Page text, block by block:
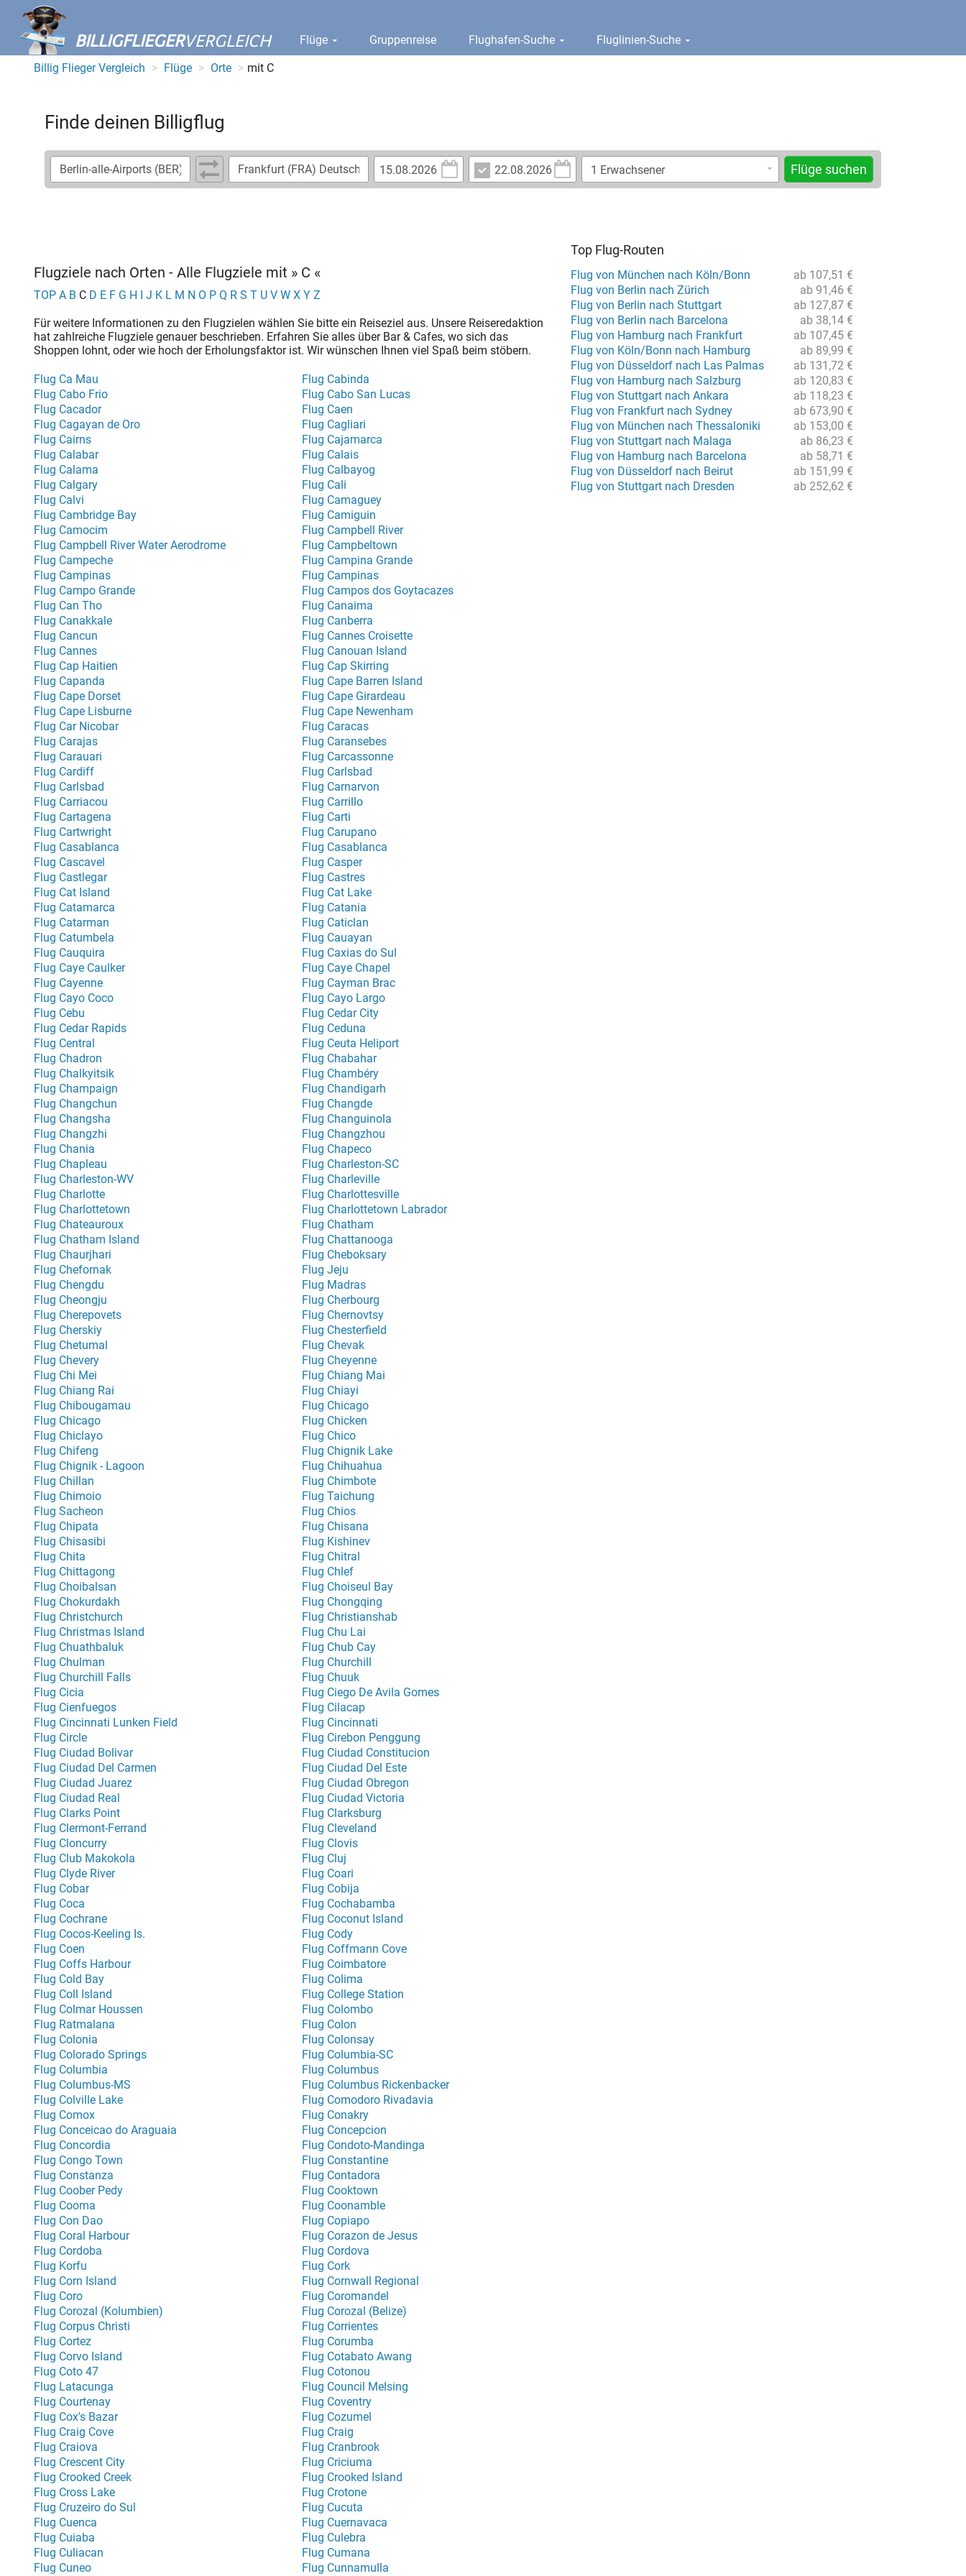
BILLIGFLIEGERVERGLEICH Flüge Gruppenreise Flughafen-Suche Fluglinien-Suche
Billig Flieger Vergleich Flüge Orte mit C
Finde deinen Billigflug
Flüge suchen
Flugziele nach Orten - Alle Flugziele mit » C «
TOP A B C D E F G H I J K L M N O P Q R S T U V W X Y Z
Für weitere Informationen zu den Flugzielen wählen Sie bitte ein Reiseziel aus. Unsere Reiseredaktion
hat zahlreiche Flugziele genauer beschrieben. Erfahren Sie alles über Bar & Cafes, wo sich das
Shoppen lohnt, oder wie hoch der Erholungsfaktor ist. Wir wünschen Ihnen viel Spaß beim stöbern.
Flug Ca Mau
Flug Cabo Frio
Flug Cacador
Flug Cagayan de Oro
Flug Cairns
Flug Calabar
Flug Calama
Flug Calgary
Flug Calvi
Flug Cambridge Bay
Flug Camocim
Flug Campbell River Water Aerodrome
Flug Campeche
Flug Campinas
Flug Campo Grande
Flug Can Tho
Flug Canakkale
Flug Cancun
Flug Cannes
Flug Cap Haitien
Flug Capanda
Flug Cape Dorset
Flug Cape Lisburne
Flug Car Nicobar
Flug Carajas
Flug Carauari
Flug Cardiff
Flug Carlsbad
Flug Carriacou
Flug Cartagena
Flug Cartwright
Flug Casablanca
Flug Cascavel
Flug Castlegar
Flug Cat Island
Flug Catamarca
Flug Catarman
Flug Catumbela
Flug Cauquira
Flug Caye Caulker
Flug Cayenne
Flug Cayo Coco
Flug Cebu
Flug Cedar Rapids
Flug Central
Flug Chadron
Flug Chalkyitsik
Flug Champaign
Flug Changchun
Flug Changsha
Flug Changzhi
Flug Chania
Flug Chapleau
Flug Charleston-WV
Flug Charlotte
Flug Charlottetown
Flug Chateauroux
Flug Chatham Island
Flug Chaurjhari
Flug Chefornak
Flug Chengdu
Flug Cheongju
Flug Cherepovets
Flug Cherskiy
Flug Chetumal
Flug Chevery
Flug Chi Mei
Flug Chiang Rai
Flug Chibougamau
Flug Chicago
Flug Chiclayo
Flug Chifeng
Flug Chignik - Lagoon
Flug Chillan
Flug Chimoio
Flug Sacheon
Flug Chipata
Flug Chisasibi
Flug Chita
Flug Chittagong
Flug Choibalsan
Flug Chokurdakh
Flug Christchurch
Flug Christmas Island
Flug Chuathbaluk
Flug Chulman
Flug Churchill Falls
Flug Cicia
Flug Cienfuegos
Flug Cincinnati Lunken Field
Flug Circle
Flug Ciudad Bolivar
Flug Ciudad Del Carmen
Flug Ciudad Juarez
Flug Ciudad Real
Flug Clarks Point
Flug Clermont-Ferrand
Flug Cloncurry
Flug Club Makokola
Flug Clyde River
Flug Cobar
Flug Coca
Flug Cochrane
Flug Cocos-Keeling Is.
Flug Coen
Flug Coffs Harbour
Flug Cold Bay
Flug Coll Island
Flug Colmar Houssen
Flug Ratmalana
Flug Colonia
Flug Colorado Springs
Flug Columbia
Flug Columbus-MS
Flug Colville Lake
Flug Comox
Flug Conceicao do Araguaia
Flug Concordia
Flug Congo Town
Flug Constanza
Flug Coober Pedy
Flug Cooma
Flug Con Dao
Flug Coral Harbour
Flug Cordoba
Flug Korfu
Flug Corn Island
Flug Coro
Flug Corozal (Kolumbien)
Flug Corpus Christi
Flug Cortez
Flug Corvo Island
Flug Coto 47
Flug Latacunga
Flug Courtenay
Flug Cox's Bazar
Flug Craig Cove
Flug Craiova
Flug Crescent City
Flug Crooked Creek
Flug Cross Lake
Flug Cruzeiro do Sul
Flug Cuenca
Flug Cuiaba
Flug Culiacan
Flug Cuneo
Flug Cabinda
Flug Cabo San Lucas
Flug Caen
Flug Cagliari
Flug Cajamarca
Flug Calais
Flug Calbayog
Flug Cali
Flug Camaguey
Flug Camiguin
Flug Campbell River
Flug Campbeltown
Flug Campina Grande
Flug Campinas
Flug Campos dos Goytacazes
Flug Canaima
Flug Canberra
Flug Cannes Croisette
Flug Canouan Island
Flug Cap Skirring
Flug Cape Barren Island
Flug Cape Girardeau
Flug Cape Newenham
Flug Caracas
Flug Caransebes
Flug Carcassonne
Flug Carlsbad
Flug Carnarvon
Flug Carrillo
Flug Carti
Flug Carupano
Flug Casablanca
Flug Casper
Flug Castres
Flug Cat Lake
Flug Catania
Flug Caticlan
Flug Cauayan
Flug Caxias do Sul
Flug Caye Chapel
Flug Cayman Brac
Flug Cayo Largo
Flug Cedar City
Flug Ceduna
Flug Ceuta Heliport
Flug Chabahar
Flug Chambéry
Flug Chandigarh
Flug Changde
Flug Changuinola
Flug Changzhou
Flug Chapeco
Flug Charleston-SC
Flug Charleville
Flug Charlottesville
Flug Charlottetown Labrador
Flug Chatham
Flug Chattanooga
Flug Cheboksary
Flug Jeju
Flug Madras
Flug Cherbourg
Flug Chernovtsy
Flug Chesterfield
Flug Chevak
Flug Cheyenne
Flug Chiang Mai
Flug Chiayi
Flug Chicago
Flug Chicken
Flug Chico
Flug Chignik Lake
Flug Chihuahua
Flug Chimbote
Flug Taichung
Flug Chios
Flug Chisana
Flug Kishinev
Flug Chitral
Flug Chlef
Flug Choiseul Bay
Flug Chongqing
Flug Christianshab
Flug Chu Lai
Flug Chub Cay
Flug Churchill
Flug Chuuk
Flug Ciego De Avila Gomes
Flug Cilacap
Flug Cincinnati
Flug Cirebon Penggung
Flug Ciudad Constitucion
Flug Ciudad Del Este
Flug Ciudad Obregon
Flug Ciudad Victoria
Flug Clarksburg
Flug Cleveland
Flug Clovis
Flug Cluj
Flug Coari
Flug Cobija
Flug Cochabamba
Flug Coconut Island
Flug Cody
Flug Coffmann Cove
Flug Coimbatore
Flug Colima
Flug College Station
Flug Colombo
Flug Colon
Flug Colonsay
Flug Columbia-SC
Flug Columbus
Flug Columbus Rickenbacker
Flug Comodoro Rivadavia
Flug Conakry
Flug Concepcion
Flug Condoto-Mandinga
Flug Constantine
Flug Contadora
Flug Cooktown
Flug Coonamble
Flug Copiapo
Flug Corazon de Jesus
Flug Cordova
Flug Cork
Flug Cornwall Regional
Flug Coromandel
Flug Corozal (Belize)
Flug Corrientes
Flug Corumba
Flug Cotabato Awang
Flug Cotonou
Flug Council Melsing
Flug Coventry
Flug Cozumel
Flug Craig
Flug Cranbrook
Flug Criciuma
Flug Crooked Island
Flug Crotone
Flug Cucuta
Flug Cuernavaca
Flug Culebra
Flug Cumana
Flug Cunnamulla
Top Flug-Routen
ab 107,51 €
Flug von München nach Köln/Bonn
ab 91,46 €
Flug von Berlin nach Zürich
ab 127,87 €
Flug von Berlin nach Stuttgart
ab 38,14 €
Flug von Berlin nach Barcelona
ab 107,45 €
Flug von Hamburg nach Frankfurt
ab 89,99 €
Flug von Köln/Bonn nach Hamburg
ab 131,72 €
Flug von Düsseldorf nach Las Palmas
ab 120,83 €
Flug von Hamburg nach Salzburg
ab 118,23 €
Flug von Stuttgart nach Ankara
ab 673,90 €
Flug von Frankfurt nach Sydney
ab 153,00 €
Flug von München nach Thessaloniki
ab 86,23 €
Flug von Stuttgart nach Malaga
ab 58,71 €
Flug von Hamburg nach Barcelona
ab 151,99 €
Flug von Düsseldorf nach Beirut
ab 252,62 €
Flug von Stuttgart nach Dresden